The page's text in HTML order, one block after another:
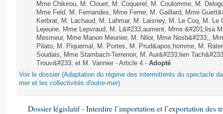
Mme Chikirou, M. Clouet, M. Coquerel, M. Coulomme, M.
Mme Feld, M. Fernandes, Mme Ferrer, M. Gaillard, Mme
Kerbrat, M. Lachaud, M. Lahmar, M. Laisney, M. Le Coq, M. Le
Lejeune, Mme Lepvraud, M. L&#233;aument, Mme &#201;lisa
Mesmeur, Mme Manon Meunier, M. Nilor, Mme Nosb&#233;,
Pilato, M. Piquemal, M. Portes, M. Prud&apos;homme, M.
Soudais, Mme Stambach-Terrenoir, M. Aur&#233;lien
Trouv&#233; et M. Vannier - Article 4 - Adopté
Voir le dossier (Adaptation du régime des intermittents du spectacle
mer et les collectivités d'outre-mer)
Dossier législatif - Interdire l’importation et l’exportation des